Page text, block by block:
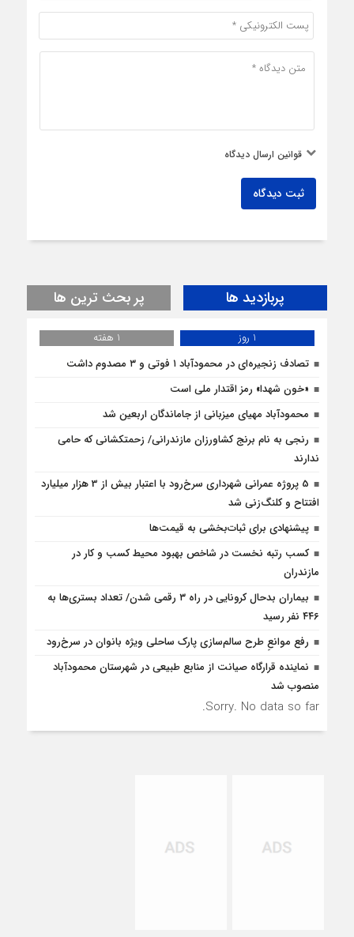
قوانین ارسال دیدگاه
ثبت دیدگاه
پربازدید ها پر بحث ترین ها
1 روز
1 هفته
تصادف زنجیره‌ای در محمودآباد ۱ فوتی و ۳ مصدوم داشت
«خون شهدا» رمز اقتدار ملی است
محمودآباد مهیای میزبانی از جاماندگان اربعین شد
رنجی به نام برنج کشاورزان مازندرانی/ زحمتکشانی که حامی
ندارند
5 پروژه‌ عمرانی شهرداری سرخ‌رود با اعتبار بیش از 3 هزار میلیارد
افتتاح و کلنگ‌زنی شد
پیشنهادی برای ثبات‌بخشی به قیمت‌ها
کسب رتبه نخست در شاخص بهبود محیط کسب و کار در
مازندران
بیماران بدحال کرونایی در راه ۳ رقمی شدن/ تعداد بستری‌ها به
۴۴۶ نفر رسید
رفع موانع‌ِ طرح سالم‌سازی پارک ساحلی ویژه بانوان در سرخ‌رود
نماینده قرارگاه صیانت از منابع طبیعی در شهرستان محمودآباد
منصوب شد
Sorry. No data so far.